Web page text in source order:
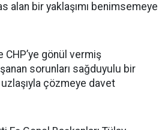
alan bir yaklaşımı benimsemeye
CHP’ye gönül vermiş
sorunları sağduyulu bir
çözmeye davet